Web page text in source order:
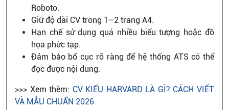
Roboto.
Giữ độ dài CV trong 1–2 trang A4.
Hạn chế sử dụng quá nhiều biểu tượng hoặc đồ
họa phức tạp.
Đảm bảo bố cục rõ ràng để hệ thống ATS có thể
đọc được nội dung.
>>> Xem thêm: CV KIỂU HARVARD LÀ GÌ? CÁCH VIẾT
VÀ MẪU CHUẨN 2026